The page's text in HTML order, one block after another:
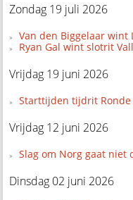
Zondag 19 juli 2026
Van den Biggelaar wint
Ryan Gal wint slotrit
Vrijdag 19 juni 2026
Starttijden tijdrit Ronde
Vrijdag 12 juni 2026
Slag om Norg gaat niet
Dinsdag 02 juni 2026